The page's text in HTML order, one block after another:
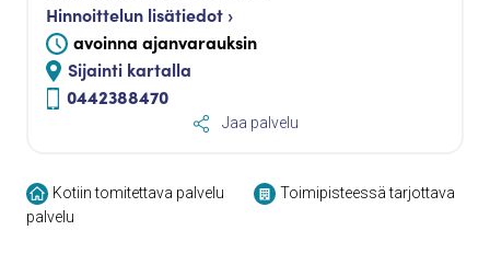
Hinnoittelun lisätiedot ›
avoinna ajanvarauksin
Sijainti kartalla
0442388470
Jaa palvelu
Kotiin tomitettava palvelu
Toimipisteessä tarjottava
palvelu